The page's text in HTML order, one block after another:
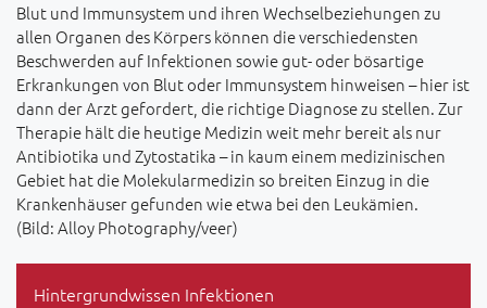
Blut und Immunsystem und ihren Wechselbeziehungen zu
allen Organen des Körpers können die verschiedensten
Beschwerden auf Infektionen sowie gut- oder bösartige
Erkrankungen von Blut oder Immunsystem hinweisen – hier ist
dann der Arzt gefordert, die richtige Diagnose zu stellen. Zur
Therapie hält die heutige Medizin weit mehr bereit als nur
Antibiotika und Zytostatika – in kaum einem medizinischen
Gebiet hat die Molekularmedizin so breiten Einzug in die
Krankenhäuser gefunden wie etwa bei den Leukämien.
(Bild: Alloy Photography/veer)
Hintergrundwissen Infektionen